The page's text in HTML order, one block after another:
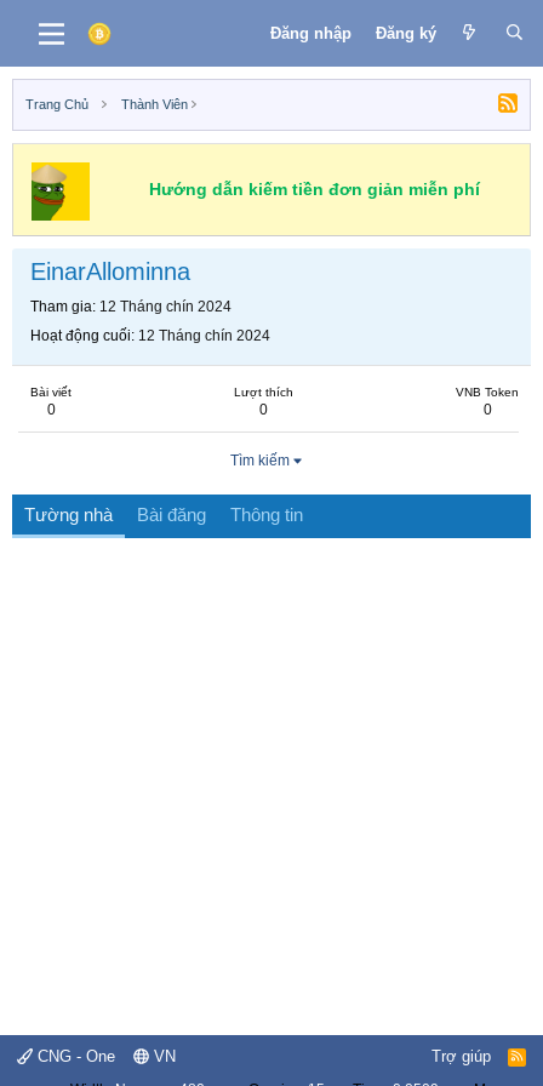
Đăng nhập Đăng ký
Trang Chủ Thành Viên
Hướng dẫn kiếm tiền đơn giản miễn phí
EinarAllominna
Tham gia 12 Tháng chín 2024
Hoạt động cuối 12 Tháng chín 2024
Bài viết
0
Lượt thích
0
VNB Token
0
Tìm kiếm
Tường nhà Bài đăng Thông tin
CNG - One VN Trợ giúp
R